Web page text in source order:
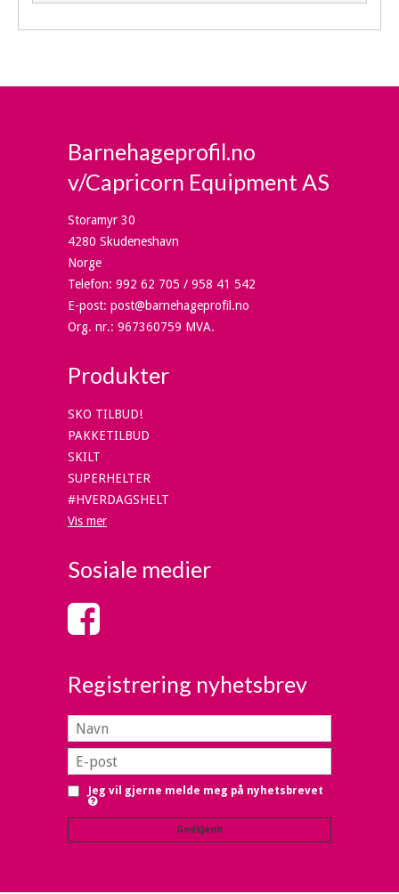
Barnehageprofil.no
v/Capricorn Equipment AS
Storamyr 30
4280 Skudeneshavn
Norge
Telefon: 992 62 705 / 958 41 542
E-post: post@barnehageprofil.no
Org. nr.: 967360759 MVA.
Produkter
SKO TILBUD!
PAKKETILBUD
SKILT
SUPERHELTER
#HVERDAGSHELT
Vis mer
Sosiale medier
Registrering nyhetsbrev
Jeg vil gjerne melde meg på nyhetsbrevet
Godkjenn